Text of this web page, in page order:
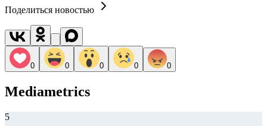
Поделиться новостью
0 0 0 0 0
Mediametrics
5